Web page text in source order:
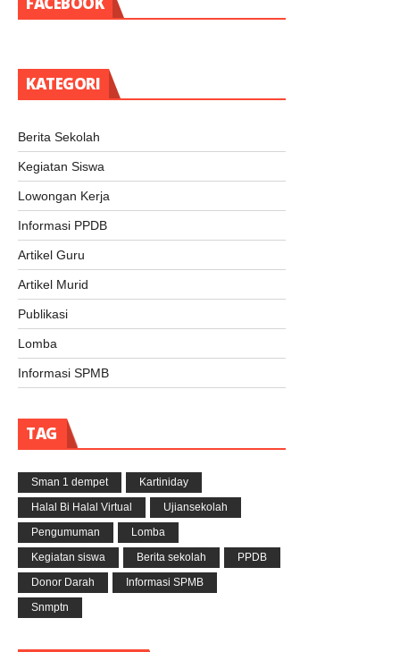
KATEGORI
Berita Sekolah
Kegiatan Siswa
Lowongan Kerja
Informasi PPDB
Artikel Guru
Artikel Murid
Publikasi
Lomba
Informasi SPMB
TAG
Sman 1 dempet
Kartiniday
Halal Bi Halal Virtual
Ujiansekolah
Pengumuman
Lomba
Kegiatan siswa
Berita sekolah
PPDB
Donor Darah
Informasi SPMB
Snmptn